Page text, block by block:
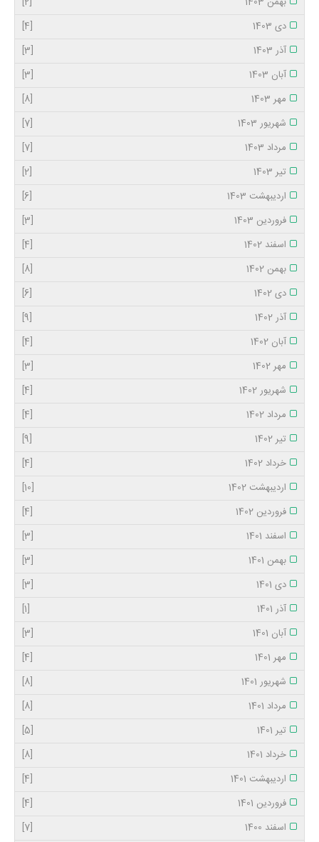
دی 1403
[4]
آذر 1403
[3]
آبان 1403
[3]
مهر 1403
[8]
شهریور 1403
[7]
مرداد 1403
[7]
تیر 1403
[2]
اردیبهشت 1403
[6]
فروردین 1403
[3]
اسفند 1402
[4]
بهمن 1402
[8]
دی 1402
[6]
آذر 1402
[9]
آبان 1402
[4]
مهر 1402
[3]
شهریور 1402
[4]
مرداد 1402
[4]
تیر 1402
[9]
خرداد 1402
[4]
اردیبهشت 1402
[10]
فروردین 1402
[4]
اسفند 1401
[3]
بهمن 1401
[3]
دی 1401
[3]
آذر 1401
[1]
آبان 1401
[3]
مهر 1401
[4]
شهریور 1401
[8]
مرداد 1401
[8]
تیر 1401
[5]
خرداد 1401
[8]
اردیبهشت 1401
[4]
فروردین 1401
[4]
اسفند 1400
[7]